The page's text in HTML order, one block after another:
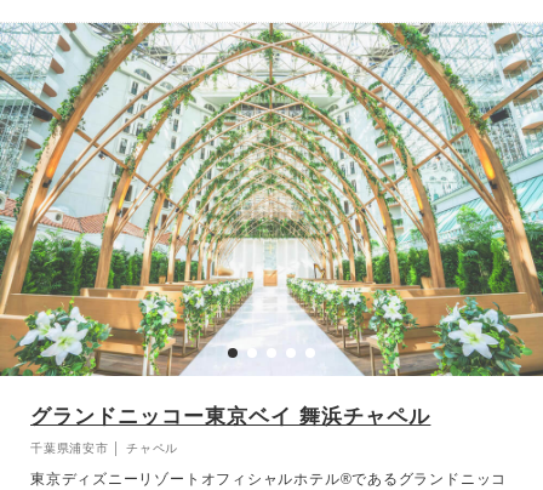
グランドニッコー東京ベイ 舞浜チャペル
千葉県浦安市 │ チャペル
東京ディズニーリゾートオフィシャルホテル®️であるグランドニッコ